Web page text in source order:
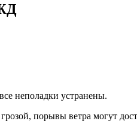
неполадки устранены.
порывы ветра могут